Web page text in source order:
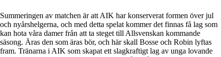
Summeringen av matchen är att AIK har konserverat formen över jul
och nyårshelgerna, och med detta spelat kommer det finnas få lag som
kan hota våra damer från att ta steget till Allsvenskan kommande
säsong. Äras den som äras bör, och här skall Bosse och Robin lyftas
fram. Tränarna i AIK som skapat ett slagkraftigt lag av unga lovande